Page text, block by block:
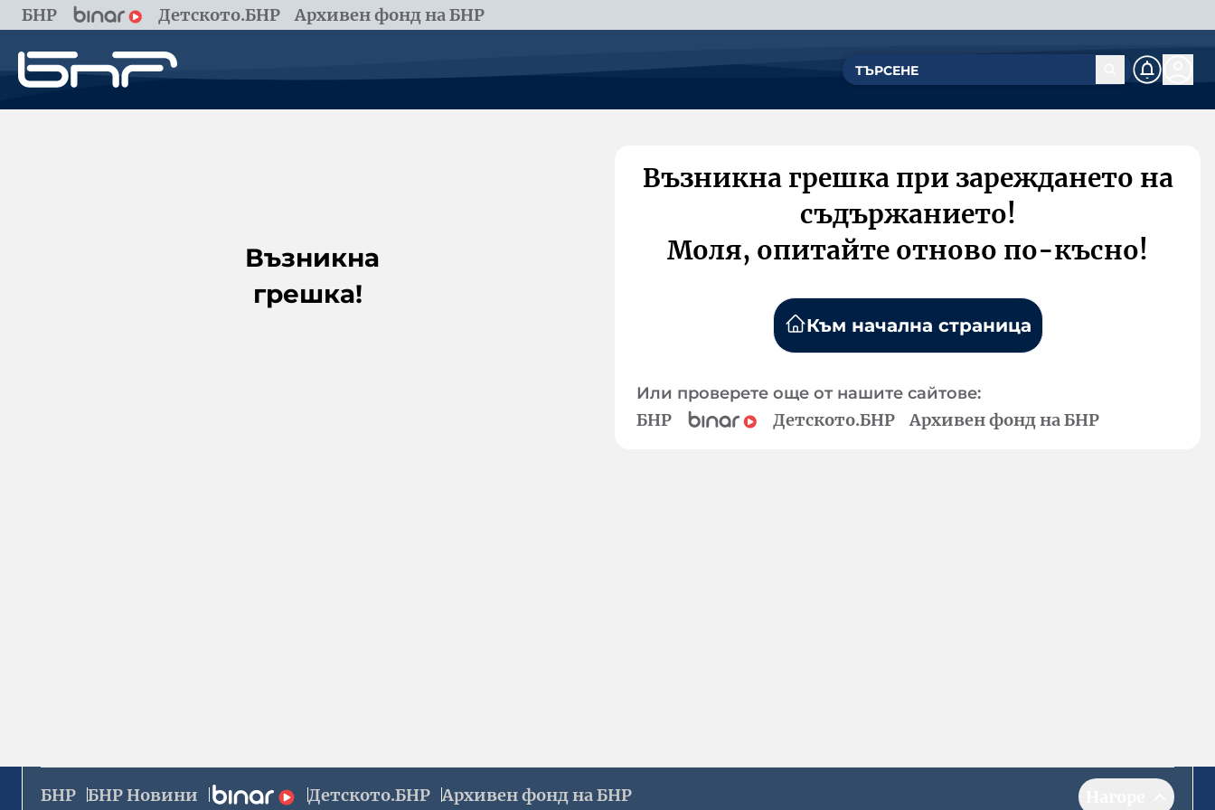
БНР Детското.БНР Архивен фонд на БНР
Възникна
грешка!
Възникна грешка при зареждането на
съдържанието!
Моля, опитайте отново по-късно!
Към начална страница
Или проверете още от нашите сайтове:
БНР Детското.БНР Архивен фонд на БНР
БНР БНР Новини Детското.БНР Архивен фонд на БНР